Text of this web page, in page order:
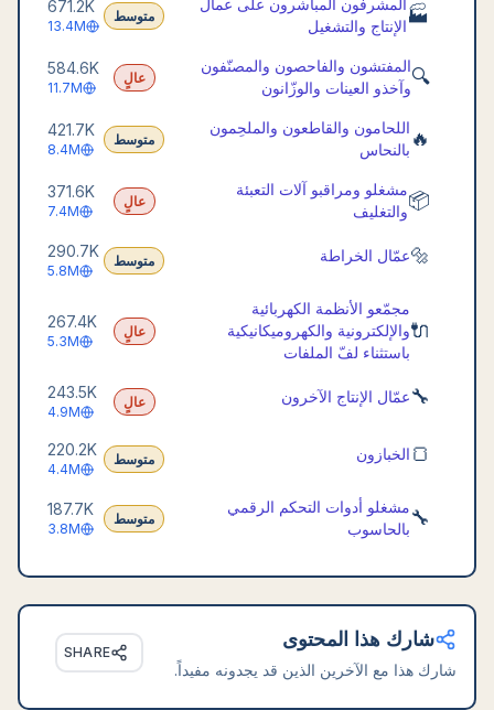
🏭المشرفون المباشرون على عمال
الإنتاج والتشغيل
متوسط
671.2K
13.4M
🔍المفتشون والفاحصون والمصنّفون
وآخذو العينات والوزّانون
عالٍ
584.6K
11.7M
🔥 اللحامون والقاطعون والملحِمون
بالنحاس
متوسط
421.7K
8.4M
📦مشغلو ومراقبو آلات التعبئة
والتغليف
عالٍ
371.6K
7.4M
🔩عمّال الخراطة متوسط
290.7K
5.8M
🔌
مجمّعو الأنظمة الكهربائية
والإلكترونية والكهروميكانيكية
باستثناء لفّ الملفات
عالٍ
267.4K
5.3M
🔧عمّال الإنتاج الآخرون عالٍ
243.5K
4.9M
🍞 الخبازون متوسط
220.2K
4.4M
🔧مشغلو أدوات التحكم الرقمي
بالحاسوب
متوسط
187.7K
3.8M
شارك هذا المحتوى
شارك هذا مع الآخرين الذين قد يجدونه مفيداً.
SHARE